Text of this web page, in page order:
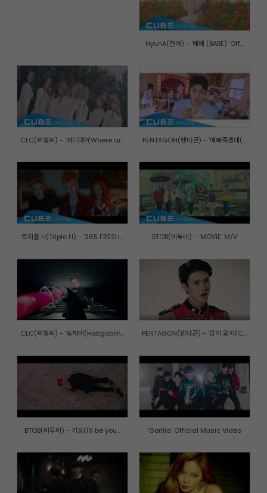
HyunA(현아) - '베베 (BABE)' Off...
CLC(씨엘씨) - '어디야?(Where ar... PENTAGON(펜타곤) - '예뻐죽겠네(...
트리플 H(Triple H) - '365 FRESH... BTOB(비투비) - 'MOVIE' M/V
CLC(씨엘씨) - '도깨비(Hobgoblin... PENTAGON(펜타곤) - '감이 오지(C...
BTOB(비투비) - 기도(I'll be you... 'Gorilla' Official Music Video